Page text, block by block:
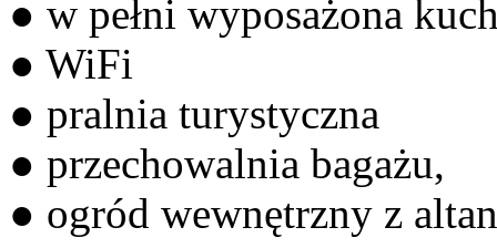
● w pełni wyposażona
● WiFi
● pralnia turystyczna
● przechowalnia bagażu,
● ogród wewnętrzny z